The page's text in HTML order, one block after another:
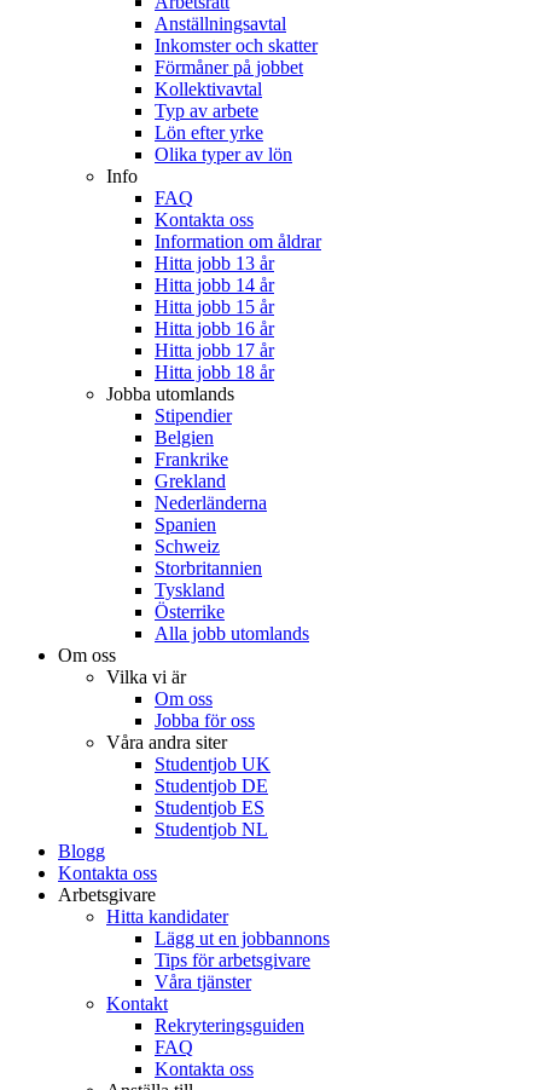
Anställningsavtal
Inkomster och skatter
Förmåner på jobbet
Kollektivavtal
Typ av arbete
Lön efter yrke
Olika typer av lön
Info
FAQ
Kontakta oss
Information om åldrar
Hitta jobb 13 år
Hitta jobb 14 år
Hitta jobb 15 år
Hitta jobb 16 år
Hitta jobb 17 år
Hitta jobb 18 år
Jobba utomlands
Stipendier
Belgien
Frankrike
Grekland
Nederländerna
Spanien
Schweiz
Storbritannien
Tyskland
Österrike
Alla jobb utomlands
Om oss
Vilka vi är
Om oss
Jobba för oss
Våra andra siter
Studentjob UK
Studentjob DE
Studentjob ES
Studentjob NL
Blogg
Kontakta oss
Arbetsgivare
Hitta kandidater
Lägg ut en jobbannons
Tips för arbetsgivare
Våra tjänster
Kontakt
Rekryteringsguiden
FAQ
Kontakta oss